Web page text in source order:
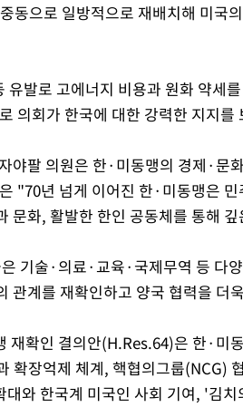
동으로 일방적으로 재배치해 미국
유발로 고에너지 비용과 원화 약세
의회가 한국에 대한 강력한 지지
야팔 의원은 한·미동맹의 경제·문
"70년 넘게 이어진 한·미동맹은
문화, 활발한 한인 공동체를 통해
기술·의료·교육·국제무역 등 다
관계를 재확인하고 양국 협력을 더
재확인 결의안(H.Res.64)은 한·미
확장억제 체계, 핵협의그룹(NCG)
대와 한국계 미국인 사회 기여, '김